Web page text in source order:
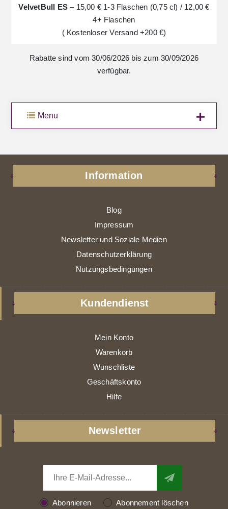
VelvetBull ES – 15,00 € 1-3 Flaschen (0,75 cl) / 12,00 €
4+ Flaschen
( Kostenloser Versand +200 €)
Rabatte sind vom 30/06/2026 bis zum 30/09/2026
verfügbar.
Menu
Information
Blog
Impressum
Newsletter und Soziale Medien
Datenschutzerklärung
Nutzungsbedingungen
Kundendienst
Mein Konto
Warenkorb
Wunschliste
Geschäftskonto
Hilfe
Newsletter
Abonnieren Abonnement löschen